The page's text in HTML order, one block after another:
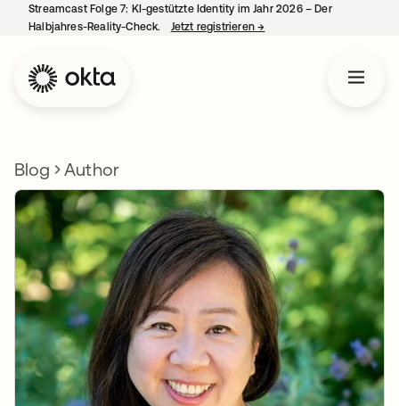
Streamcast Folge 7: KI-gestützte Identity im Jahr 2026 – Der
Halbjahres-Reality-Check.
Jetzt registrieren→
Blog Author